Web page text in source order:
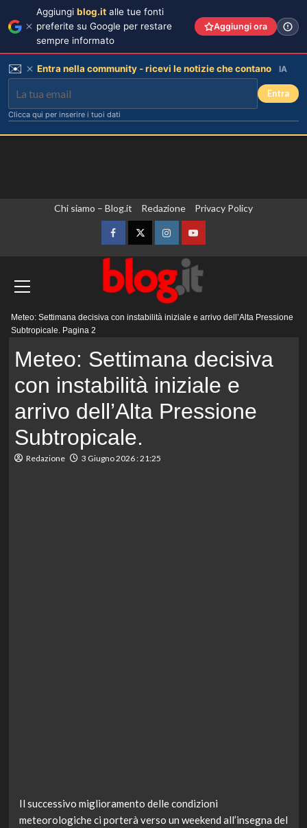
Chi siamo – Blog.it Redazione Privacy Policy
FacebookTwitterInstagramYouTube
principale
Meteo: Settimana decisiva con instabilità iniziale e arrivo dell’Alta Pressione
Subtropicale. Pagina 2
Meteo: Settimana decisiva
con instabilità iniziale e
arrivo dell’Alta Pressione
Subtropicale.
Redazione 3 Giugno 2026 : 21:25
Il successivo miglioramento delle condizioni
meteorologiche ci porterà verso un weekend all’insegna del
Aggiungi blog.it alle tue fonti
preferite su Google per restare
sempre informato
Aggiungi ora
✉️ Entra nella community - ricevi le notizie che contano IA
Entra
Clicca qui per inserire i tuoi dati